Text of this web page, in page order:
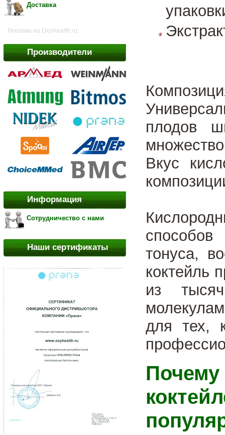
Доставка
Реклама на OxyHealth.ru:
Производители
Информация
Сотрудничество с нами
Наши сертификаты
плодов
Вкус
тонуса,
коктейль
из
для тех,